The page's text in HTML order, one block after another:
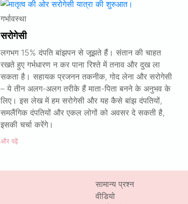
गर्भावस्था
सरोगेसी
लगभग 15% दंपति बांझपन से जूझते हैं। संतान की चाहत
रखते हुए गर्भधारण न कर पाना रिश्ते में तनाव और दुख ला
सकता है। सहायक प्रजनन तकनीक, गोद लेना और सरोगेसी
– ये तीन अलग-अलग तरीके हैं माता-पिता बनने के अनुभव के
लिए। इस लेख में हम सरोगेसी और यह कैसे बांझ दंपतियों,
समलैंगिक दंपतियों और एकल लोगों को अवसर दे सकती है,
इसकी चर्चा करेंगे।
और पढ़ें
सामान्य प्रश्न
वीडियो